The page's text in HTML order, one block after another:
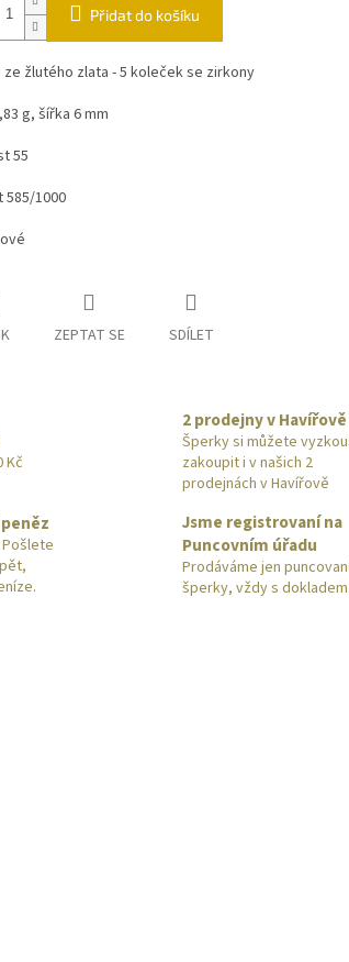
Přidat do košíku
žlutého zlata - 5 koleček se zirkony
g, šířka 6 mm
55
585/1000
ZEPTAT SE SDÍLET
Kč
2 prodejny v Havířově
Šperky si můžete
zakoupit i v našich 2
prodejnách v Havířově
Jsme registrovaní na
Puncovním úřadu
Prodáváme jen
šperky, vždy s dokladem.